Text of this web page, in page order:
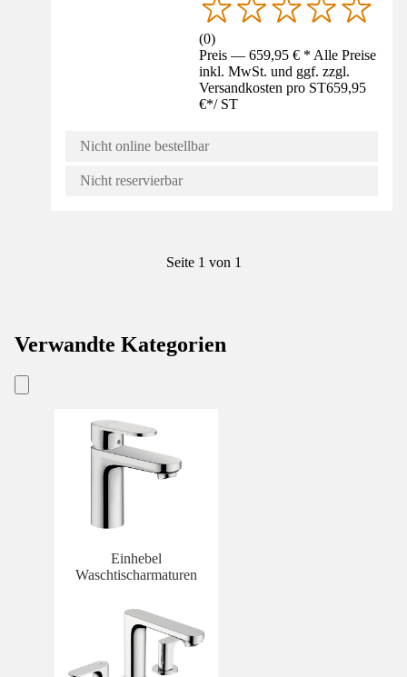
(0)
Preis — 659,95 € * Alle Preise
inkl. MwSt. und ggf. zzgl.
Versandkosten pro ST659,95
€*/ ST
Nicht online bestellbar
Nicht reservierbar
Seite 1 von 1
Verwandte Kategorien
Einhebel
Waschtischarmaturen